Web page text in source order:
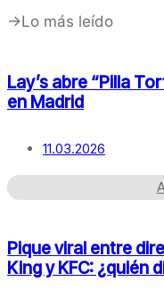
->Lo más leído
Lay’s abre “Pilla
en Madrid
11.03.2026
Pique viral entre
King y KFC: ¿quién